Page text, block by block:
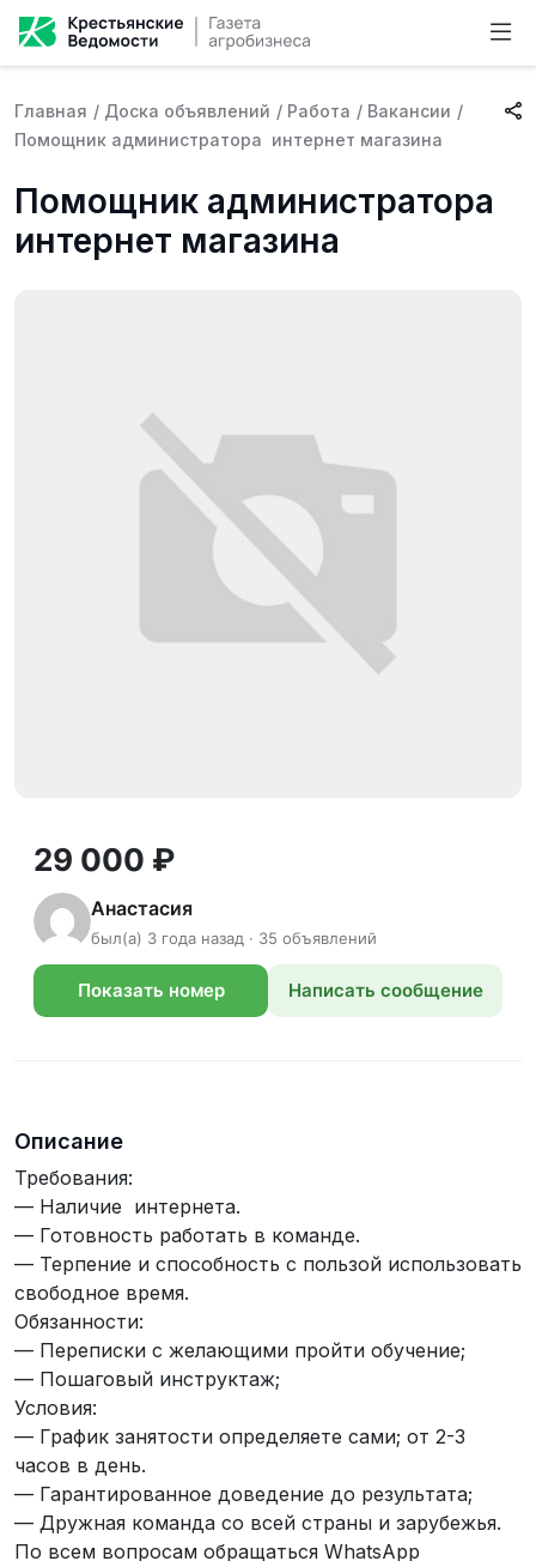
Главная / Доска объявлений / Работа / Вакансии /
Помощник администратора интернет магазина
Помощник администратора
интернет магазина
29 000 ₽
Анастасия
был(а) 3 года назад · 35 объявлений
Показать номер Написать сообщение
Описание
Требования:
— Наличие интернета.
— Готовность работать в команде.
— Терпение и способность с пользой использовать
свободное время.
Обязанности:
— Переписки с желающими пройти обучение;
— Пошаговый инструктаж;
Условия:
— График занятости определяете сами; от 2-3
часов в день.
— Гарантированное доведение до результата;
— Дружная команда со всей страны и зарубежья.
По всем вопросам обращаться WhatsApp